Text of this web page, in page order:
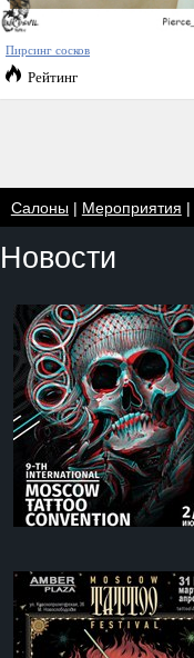
Пирсинг сосков
Рейтинг
Салоны| Мероприятия |
Новости